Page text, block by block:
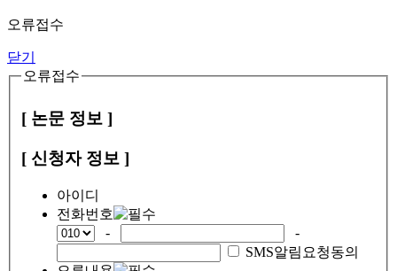
오류접수
닫기
오류접수
[ 논문 정보 ]
[ 신청자 정보 ]
아이디
전화번호
-
-
SMS알림요청동의